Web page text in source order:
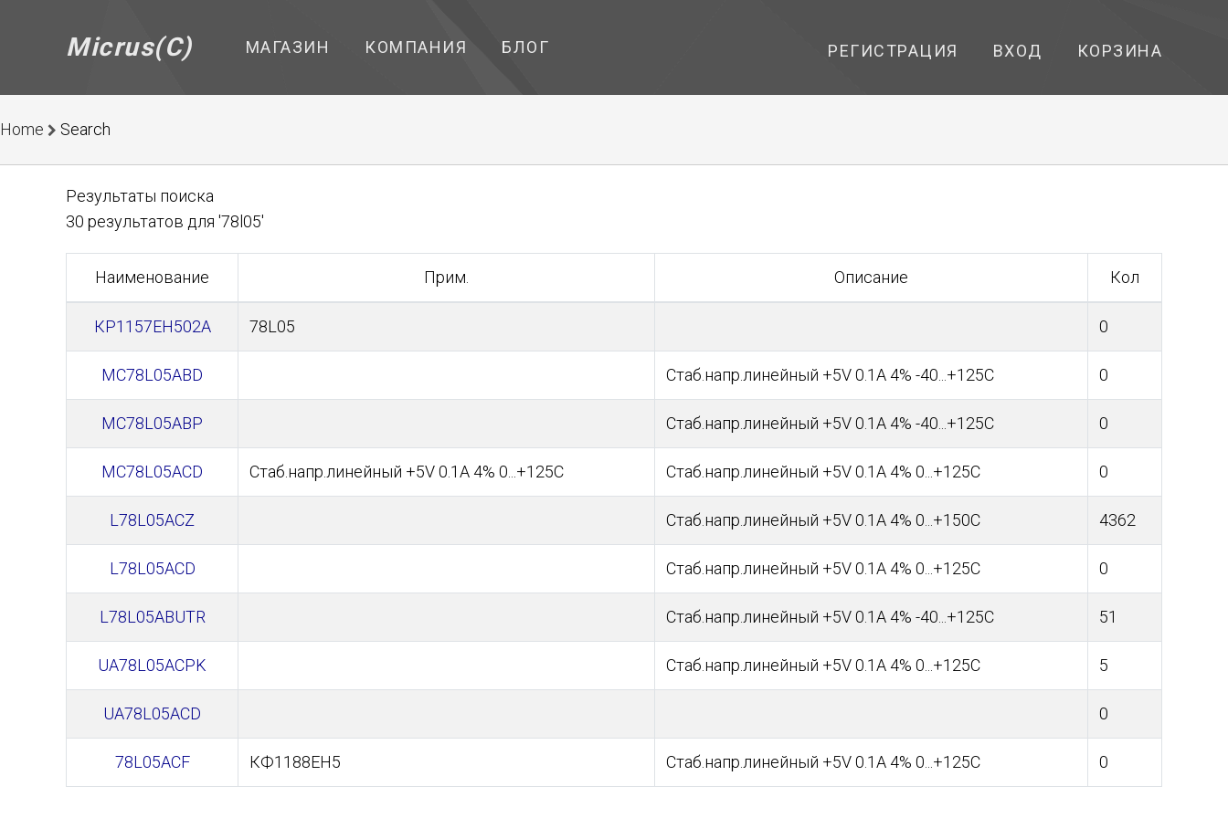
Micrus(C) МАГАЗИН КОМПАНИЯ БЛОГ РЕГИСТРАЦИЯ ВХОД КОРЗИНА
Home Search
Результаты поиска
30 результатов для '78l05'
Наименование Прим. Описание Кол
КР1157ЕН502А 78L05 0
MC78L05ABD Стаб.напр.линейный +5V 0.1A 4% -40...+125C 0
MC78L05ABP Стаб.напр.линейный +5V 0.1A 4% -40...+125C 0
MC78L05ACD Стаб.напр.линейный +5V 0.1A 4% 0...+125C Стаб.напр.линейный +5V 0.1A 4% 0...+125C 0
L78L05ACZ Стаб.напр.линейный +5V 0.1A 4% 0...+150C 4362
L78L05ACD Стаб.напр.линейный +5V 0.1A 4% 0...+125C 0
L78L05ABUTR Стаб.напр.линейный +5V 0.1A 4% -40...+125C 51
UA78L05ACPK Стаб.напр.линейный +5V 0.1A 4% 0...+125C 5
UA78L05ACD 0
78L05ACF КФ1188ЕН5 Стаб.напр.линейный +5V 0.1A 4% 0...+125C 0